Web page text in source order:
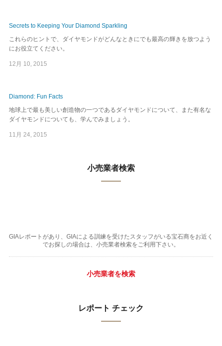
Secrets to Keeping Your Diamond Sparkling
これらのヒントで、ダイヤモンドがどんなときにでも最高の輝きを放つよう
にお役立てください。
12月 10, 2015
Diamond: Fun Facts
地球上で最も美しい創造物の一つであるダイヤモンドについて、また有名な
ダイヤモンドについても、学んでみましょう。
11月 24, 2015
小売業者検索
GIAレポートがあり、GIAによる訓練を受けたスタッフがいる宝石商をお近く
でお探しの場合は、小売業者検索をご利用下さい。
小売業者を検索
レポート チェック